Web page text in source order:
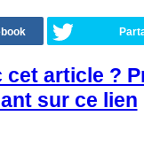
cet article ?
sur ce lien